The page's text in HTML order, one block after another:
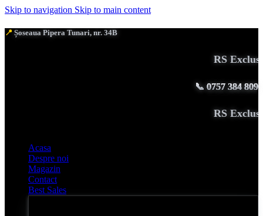
Skip to navigation Skip to main content
📍 Șoseaua Pipera Tunari, nr. 34B
RS
📞 0757 384 809
RS
Acasa
Despre noi
Magazin
Contact
Best Sales